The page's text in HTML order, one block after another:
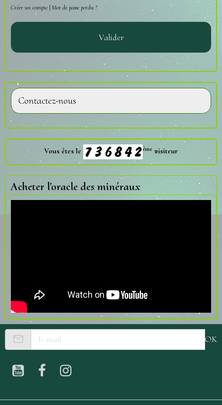
Créer un compte | Mot de passe perdu ?
Valider
Contactez-nous
Vous êtes le ème visiteur
Acheter l'oracle des minéraux
OK